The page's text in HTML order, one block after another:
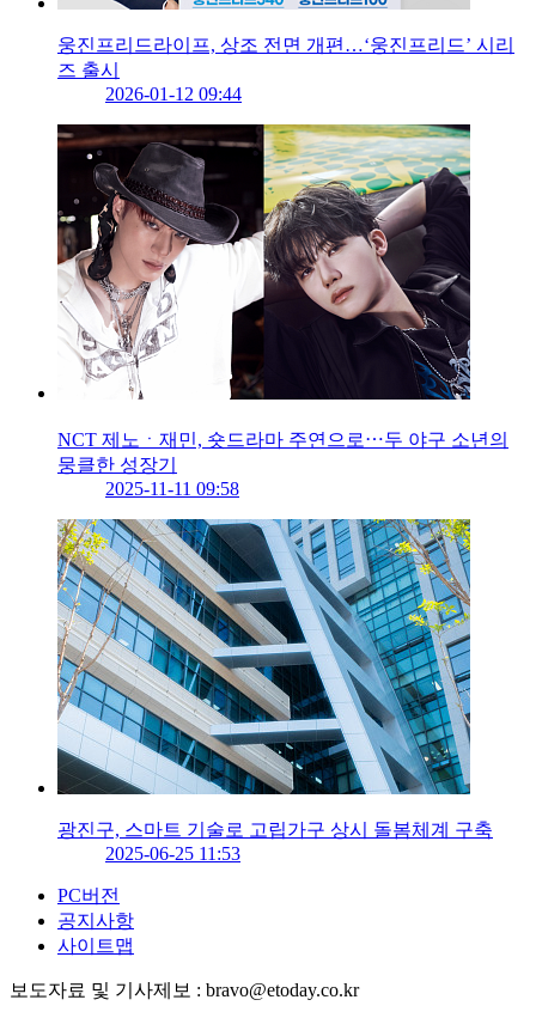
웅진프리드라이프, 상조 전면 개편…‘웅진프리드’ 시리
즈 출시
2026-01-12 09:44
NCT 제노ㆍ재민, 숏드라마 주연으로⋯두 야구 소년의
뭉클한 성장기
2025-11-11 09:58
광진구, 스마트 기술로 고립가구 상시 돌봄체계 구축
2025-06-25 11:53
PC버전
공지사항
사이트맵
보도자료 및 기사제보 : bravo@etoday.co.kr